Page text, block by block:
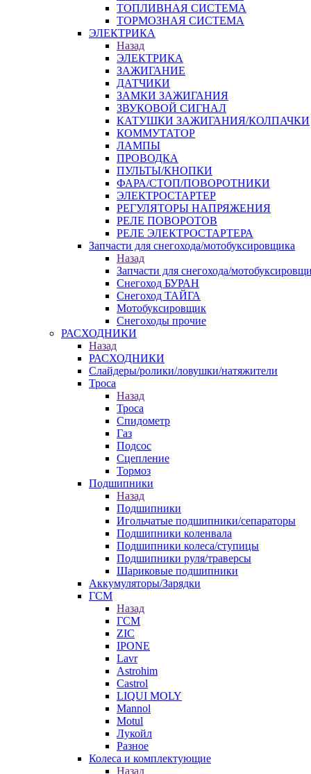
ТОПЛИВНАЯ СИСТЕМА
ТОРМОЗНАЯ СИСТЕМА
ЭЛЕКТРИКА
Назад
ЭЛЕКТРИКА
ЗАЖИГАНИЕ
ДАТЧИКИ
ЗАМКИ ЗАЖИГАНИЯ
ЗВУКОВОЙ СИГНАЛ
КАТУШКИ ЗАЖИГАНИЯ/КОЛПАЧКИ
КОММУТАТОР
ЛАМПЫ
ПРОВОДКА
ПУЛЬТЫ/КНОПКИ
ФАРА/СТОП/ПОВОРОТНИКИ
ЭЛЕКТРОСТАРТЕР
РЕГУЛЯТОРЫ НАПРЯЖЕНИЯ
РЕЛЕ ПОВОРОТОВ
РЕЛЕ ЭЛЕКТРОСТАРТЕРА
Запчасти для снегохода/мотобуксировщика
Назад
Запчасти для снегохода/
Снегоход БУРАН
Снегоход ТАЙГА
Мотобуксировщик
Снегоходы прочие
РАСХОДНИКИ
Назад
РАСХОДНИКИ
Слайдеры/ролики/ловушки/натяжители
Троса
Назад
Троса
Спидометр
Газ
Подсос
Сцепление
Тормоз
Подшипники
Назад
Подшипники
Игольчатые подшипники/сепараторы
Подшипники коленвала
Подшипники колеса/ступицы
Подшипники руля/траверсы
Шариковые подшипники
Аккумуляторы/Зарядки
ГСМ
Назад
ГСМ
ZIC
IPONE
Lavr
Astrohim
Castrol
LIQUI MOLY
Mannol
Motul
Лукойл
Разное
Колеса и комплектующие
Назад